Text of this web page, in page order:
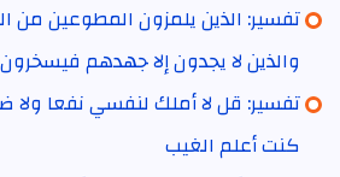
تفسير: الذين يلمزون المطوعين
والذين لا يجدون إلا جهدهم
تفسير: قل لا أملك لنفسي نفعا ولا
كنت أعلم الغيب